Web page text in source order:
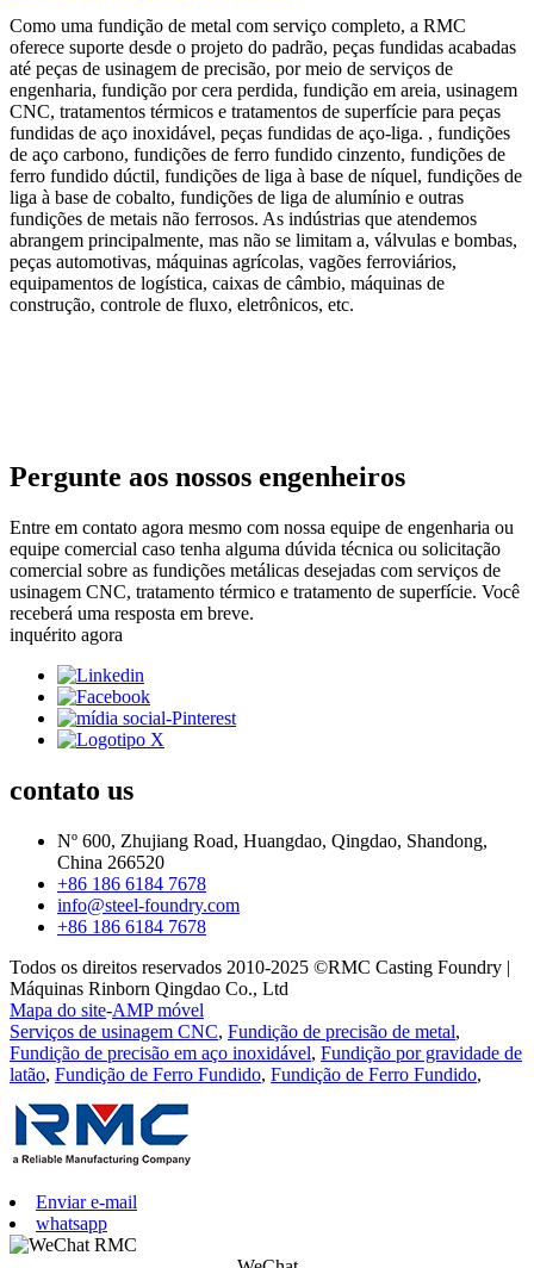
Como uma fundição de metal com serviço completo, a RMC
oferece suporte desde o projeto do padrão, peças fundidas acabadas
até peças de usinagem de precisão, por meio de serviços de
engenharia, fundição por cera perdida, fundição em areia, usinagem
CNC, tratamentos térmicos e tratamentos de superfície para peças
fundidas de aço inoxidável, peças fundidas de aço-liga. , fundições
de aço carbono, fundições de ferro fundido cinzento, fundições de
ferro fundido dúctil, fundições de liga à base de níquel, fundições de
liga à base de cobalto, fundições de liga de alumínio e outras
fundições de metais não ferrosos. As indústrias que atendemos
abrangem principalmente, mas não se limitam a, válvulas e bombas,
peças automotivas, máquinas agrícolas, vagões ferroviários,
equipamentos de logística, caixas de câmbio, máquinas de
construção, controle de fluxo, eletrônicos, etc.
Pergunte aos nossos engenheiros
Entre em contato agora mesmo com nossa equipe de engenharia ou
equipe comercial caso tenha alguma dúvida técnica ou solicitação
comercial sobre as fundições metálicas desejadas com serviços de
usinagem CNC, tratamento térmico e tratamento de superfície. Você
receberá uma resposta em breve.
inquérito agora
contato us
Nº 600, Zhujiang Road, Huangdao, Qingdao, Shandong,
China 266520
+86 186 6184 7678
info@steel-foundry.com
+86 186 6184 7678
Todos os direitos reservados 2010-2025 ©RMC Casting Foundry |
Máquinas Rinborn Qingdao Co., Ltd
Mapa do site-AMP móvel
Serviços de usinagem CNC, Fundição de precisão de metal,
Fundição de precisão em aço inoxidável, Fundição por gravidade de
latão, Fundição de Ferro Fundido, Fundição de Ferro Fundido,
Enviar e-mail
whatsapp